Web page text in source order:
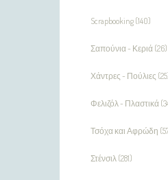
Scrapbooking (140)
Σαπούνια - Κεριά (26)
Χάντρες - Πούλιες
Φελιζόλ - Πλαστικά
Τσόχα και Αφρώδη
Στένσιλ (281)